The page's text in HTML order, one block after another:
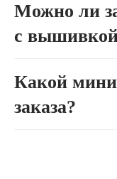
Можно ли
с
Какой
заказа?